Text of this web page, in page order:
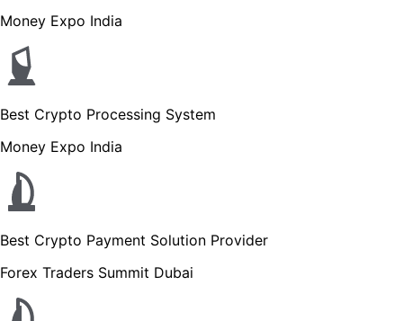
Money Expo India
Best Crypto Processing System
Money Expo India
Best Crypto Payment Solution Provider
Forex Traders Summit Dubai